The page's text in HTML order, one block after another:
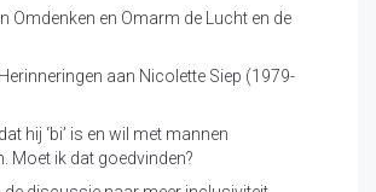
Omdenken en Omarm de Lucht en de
aan Nicolette Siep (1979-
hij ‘bi’ is en wil met mannen
Moet ik dat goedvinden?